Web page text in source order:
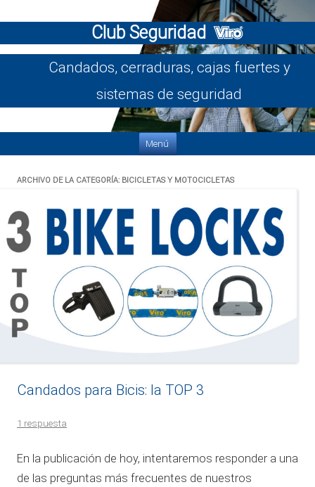
Club Seguridad
Candados, cerraduras, cajas fuertes y
sistemas de seguridad
Menú
ARCHIVO DE LA CATEGORÍA: BICICLETAS Y MOTOCICLETAS
Candados para Bicis: la TOP 3
1 respuesta
En la publicación de hoy, intentaremos responder a una
de las preguntas más frecuentes de nuestros